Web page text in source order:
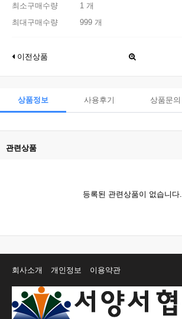
최소구매수량
1 개
최대구매수량
999 개
이전상품
상품정보 사용후기 상품문의
관련상품
등록된 관련상품이 없습니다.
회사소개 개인정보 이용약관